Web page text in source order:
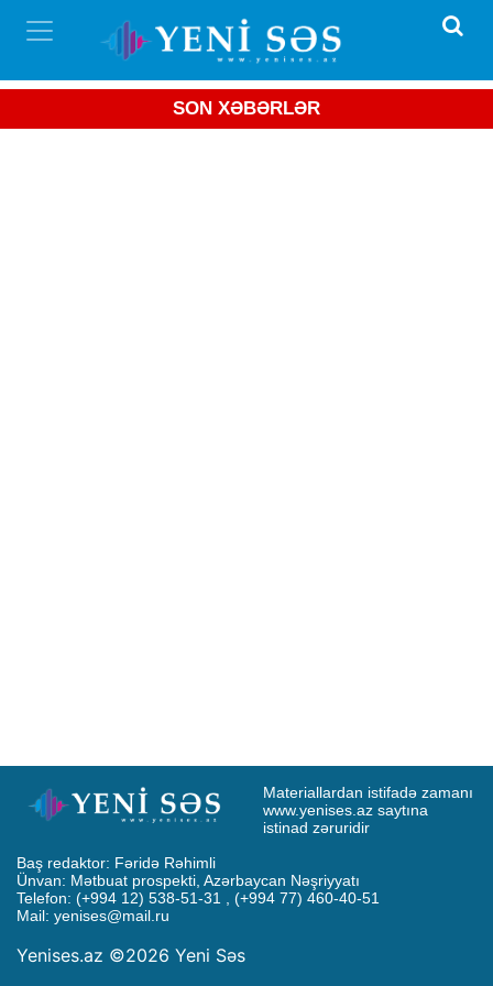
SON XƏBƏRLƏR
Materiallardan istifadə zamanı
www.yenises.az saytına
istinad zəruridir
Baş redaktor: Fəridə Rəhimli
Ünvan: Mətbuat prospekti, Azərbaycan Nəşriyyatı
Telefon: (+994 12) 538-51-31 , (+994 77) 460-40-51
Mail: yenises@mail.ru
Yenises.az ©2026 Yeni Səs